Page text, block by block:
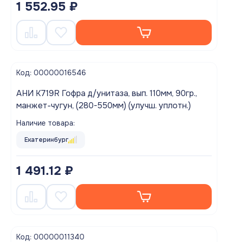
1 552.95 ₽
Код: 00000016546
АНИ K719R Гофра д/унитаза, вып. 110мм, 90гр.,
манжет-чугун, (280-550мм) (улучш. уплотн.)
Наличие товара:
Екатеринбург
1 491.12 ₽
Код: 00000011340